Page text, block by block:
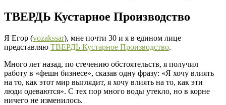
ТВЕРДЬ Кустарное Производство
Я Егор (vozakssar), мне почти 30 и я в едином лице
представляю ТВЕРДЬ Кустарное Производство.
Много лет назад, по стечению обстоятельств, я получил
работу в «фешн бизнесе», сказав одну фразу: «Я хочу влиять
на то, как этот мир выглядит, я хочу влиять на то, как эти
люди одеваются». С тех пор много воды утекло, но в корне
ничего не изменилось.